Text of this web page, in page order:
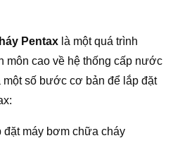
Pentax là một quá trình
môn cao về hệ thống cấp nước
số bước cơ bản để lắp đặt
máy bơm chữa cháy